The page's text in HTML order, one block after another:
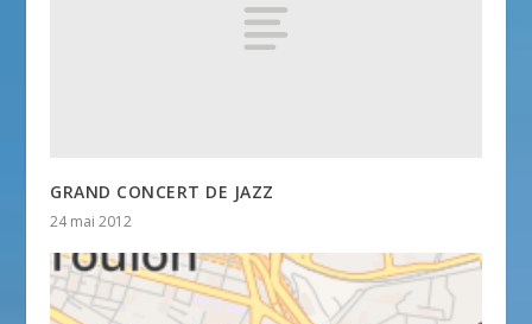
GRAND CONCERT DE JAZZ
24 mai 2012